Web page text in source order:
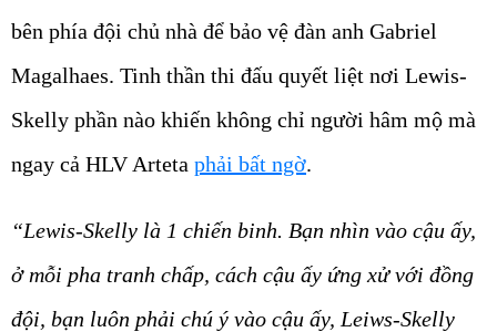
bên phía đội chủ nhà để bảo vệ đàn anh Gabriel
Magalhaes. Tinh thần thi đấu quyết liệt nơi Lewis-
Skelly phần nào khiến không chỉ người hâm mộ mà
ngay cả HLV Arteta phải bất ngờ.
“Lewis-Skelly là 1 chiến binh. Bạn nhìn vào cậu ấy,
ở mỗi pha tranh chấp, cách cậu ấy ứng xử với đồng
đội, bạn luôn phải chú ý vào cậu ấy, Leiws-Skelly